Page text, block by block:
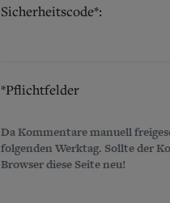
Sicherheitscode*:
*Pflichtfelder
Da Kommentare manuell
folgenden Werktag. Sollte der
Browser diese Seite neu!